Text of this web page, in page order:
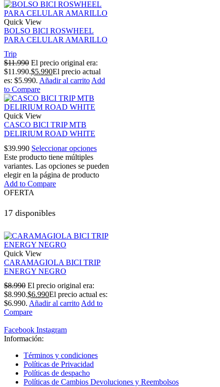
Quick View
BOLSO BICI ROSWHEEL
PARA CELULAR AMARILLO
Trip
$11.990 El precio original era:
$11.990.$5.990El precio actual
es: $5.990. Añadir al carrito Add
to Compare
Quick View
CASCO BICI TRIP MTB
DELIRIUM ROAD WHITE
$39.990 Seleccionar opciones
Este producto tiene múltiples
variantes. Las opciones se pueden
elegir en la página de producto
Add to Compare
OFERTA
17 disponibles
Quick View
CARAMAGIOLA BICI TRIP
ENERGY NEGRO
$8.990 El precio original era:
$8.990.$6.990El precio actual es:
$6.990. Añadir al carrito Add to
Compare
Facebook Instagram
Información:
Términos y condiciones
Políticas de Privacidad
Políticas de despacho
Políticas de Cambios Devoluciones y Reembolsos